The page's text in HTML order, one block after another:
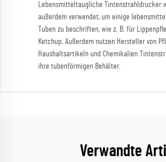
Lebensmitteltaugliche Tintenstrahldrucker
außerdem verwendet, um einige
Tuben zu beschriften, wie z. B. für
Ketchup. Außerdem nutzen Hersteller von
Haushaltsartikeln und Chemikalien
ihre tubenförmigen Behälter.
Verwandte